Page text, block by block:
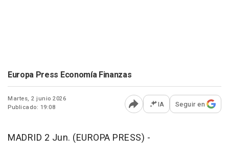
Europa Press Economía Finanzas
Martes, 2 junio 2026
Publicado: 19:08
Abrir opciones para
IA Seguir en
MADRID 2 Jun. (EUROPA PRESS) -